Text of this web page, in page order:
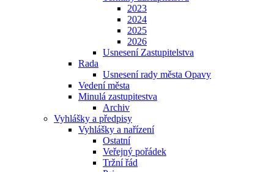
2023
2024
2025
2026
Usnesení Zastupitelstva
Rada
Usnesení rady města Opavy
Vedení města
Minulá zastupitestva
Archiv
Vyhlášky a předpisy
Vyhlášky a nařízení
Ostatní
Veřejný pořádek
Tržní řád